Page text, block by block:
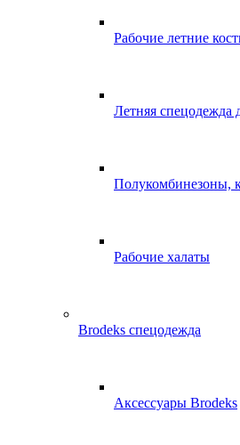
Рабочие летние
Летняя спецодежда
Полукомбинезоны,
Рабочие халаты
Brodeks спецодежда
Аксессуары Brodeks